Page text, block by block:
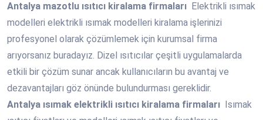
Antalya mazotlu ısıtıcı kiralama firmaları Elektrikli ısımak
modelleri elektrikli ısımak modelleri kiralama işlerinizi
profesyonel olarak çözümlemek için kurumsal firma
arıyorsanız buradayız. Dizel ısıtıcılar çeşitli uygulamalarda
etkili bir çözüm sunar ancak kullanıcıların bu avantaj ve
dezavantajları göz önünde bulundurması gereklidir.
Antalya ısımak elektrikli ısıtıcı kiralama firmaları
Isımak